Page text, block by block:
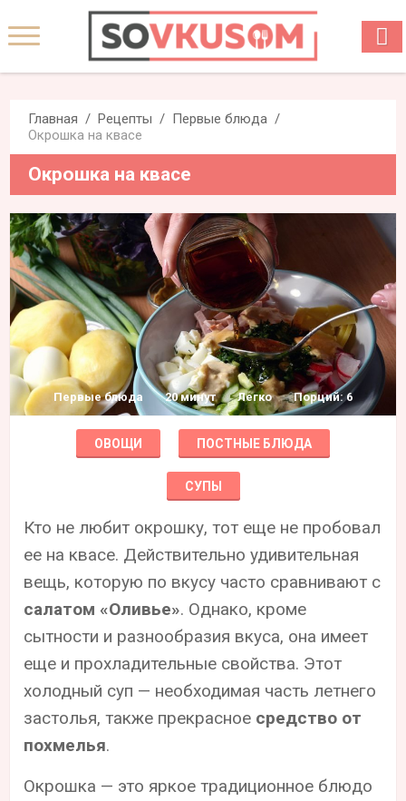
Главная Рецепты
Первые блюда
Окрошка на квасе
Окрошка на квасе
Первые блюда 20 минут Легко Порций: 6
ОВОЩИ ПОСТНЫЕ БЛЮДА
СУПЫ
Кто не любит окрошку, тот еще не пробовал
ее на квасе. Действительно удивительная
вещь, которую по вкусу часто сравнивают с
салатом «‎Оливье». Однако, кроме
сытности и разнообразия вкуса, она имеет
еще и прохладительные свойства. Этот
холодный суп — необходимая часть летнего
застолья, также прекрасное средство от
похмелья.
Окрошка — это яркое традиционное блюдо